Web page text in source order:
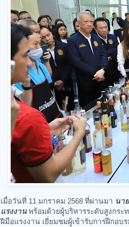
เมื่อวันที่ 11 มกราคม 2568 ที่ผ่านมา นา
แรงงานพร้อมด้วยผู้บริหารระดับสูงกร
ฝีมือแรงงาน เยี่ยมชมผู้เข้ารับการฝึกอ